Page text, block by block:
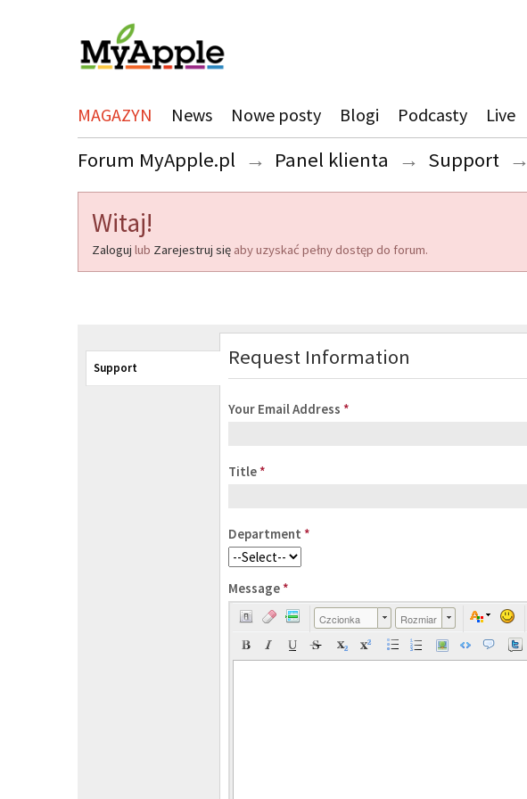
MAGAZYN News Nowe posty Blogi Podcasty Live
Forum MyApple.pl → Panel klienta → Support →
Witaj!
Zaloguj lub Zarejestruj się aby uzyskać pełny dostęp do forum.
Support Request Information
Your Email Address *
Title *
Department *
Message *
Czcionka Rozmiar